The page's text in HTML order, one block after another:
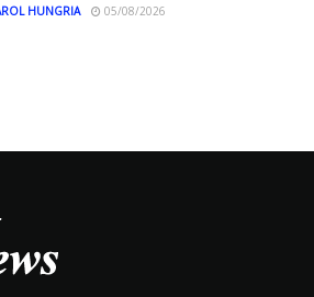
HUNGRIA 05/08/2026